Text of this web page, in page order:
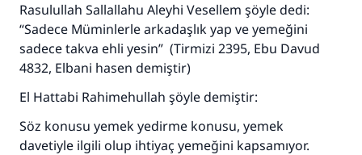
Rasulullah Sallallahu Aleyhi Vesellem şöyle dedi:
“Sadece Müminlerle arkadaşlık yap ve yemeğini
sadece takva ehli yesin” (Tirmizi 2395, Ebu Davud
4832, Elbani hasen demiştir)
El Hattabi Rahimehullah şöyle demiştir:
Söz konusu yemek yedirme konusu, yemek
davetiyle ilgili olup ihtiyaç yemeğini kapsamıyor.